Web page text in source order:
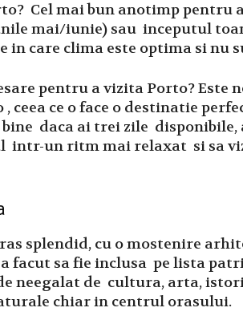
Cel mai bun anotimp pentru
mai/iunie) sau inceputul
in care clima este optima si
pentru a vizita Porto? Este
ceea ce o face o destinatie
daca ai trei zile disponibile,
intr-un ritm mai relaxat si sa
splendid, cu o mostenire
facut sa fie inclusa pe lista
neegalat de cultura, arta,
chiar in centrul orasului.